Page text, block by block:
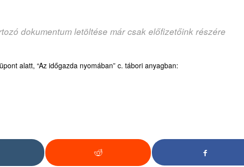
dokumentum letöltése már csak előfizetőink részére
alatt, “Az időgazda nyomában” c. tábori anyagban: